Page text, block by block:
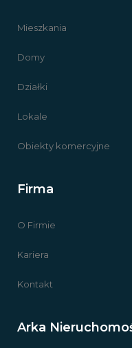
Mieszkania
Domy
Działki
Lokale
Obiekty komercyjne
Firma
O Firmie
Kariera
Kontakt
Arka